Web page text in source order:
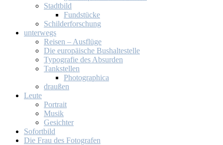
Stadt­bild
Fund­stü­cke
Schil­der­for­schung
un­ter­wegs
Rei­sen – Aus­flü­ge
Die eu­ro­päi­sche Bus­hal­te­stel­le
Ty­po­gra­fie des Ab­sur­den
Tank­stel­len
Pho­to­gra­phi­ca
drau­ßen
Leu­te
Por­trait
Mu­sik
Ge­sich­ter
So­fort­bild
Die Frau des Fo­to­gra­fen